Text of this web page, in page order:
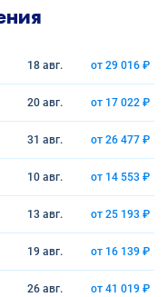
18 авг. от 29 016 ₽
20 авг. от 17 022 ₽
31 авг. от 26 477 ₽
10 авг. от 14 553 ₽
13 авг. от 25 193 ₽
19 авг. от 16 139 ₽
26 авг. от 41 019 ₽